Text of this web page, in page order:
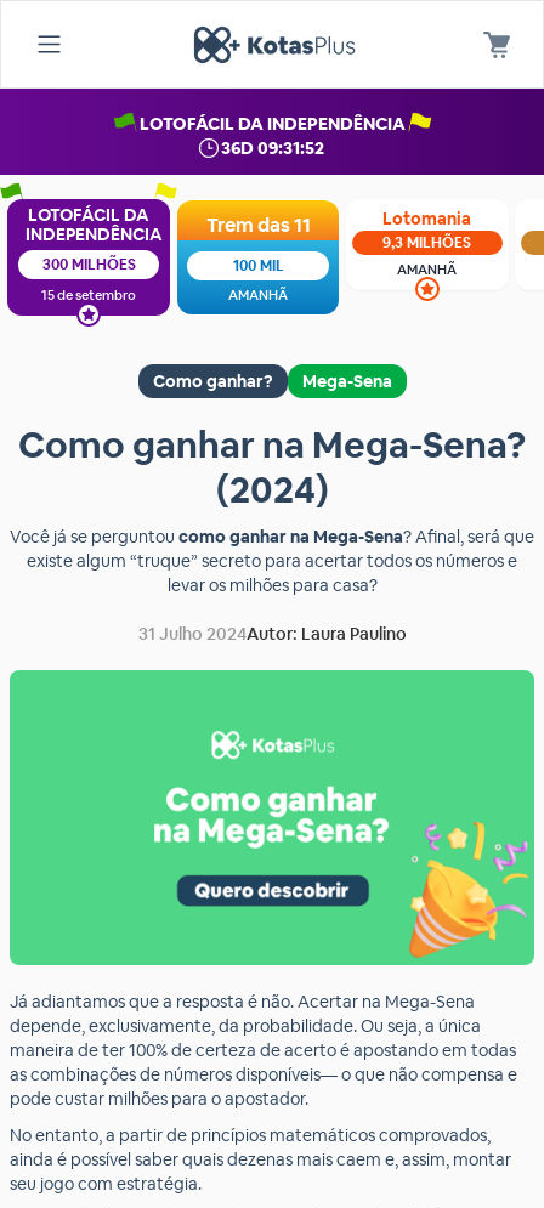
LOTOFÁCIL DA INDEPENDÊNCIA
36D 09:31:52
LOTOFÁCIL DA
INDEPENDÊNCIA
300 MILHÕES
15 de setembro
Trem das 11
100 MIL
AMANHÃ
Lotomania
9,3 MILHÕES
AMANHÃ
Como ganhar? Mega-Sena
Como ganhar na Mega-Sena?
(2024)
Você já se perguntou como ganhar na Mega-Sena? Afinal, será que
existe algum “truque” secreto para acertar todos os números e
levar os milhões para casa?
31 Julho 2024Autor: Laura Paulino
Já adiantamos que a resposta é não. Acertar na Mega-Sena
depende, exclusivamente, da probabilidade. Ou seja, a única
maneira de ter 100% de certeza de acerto é apostando em todas
as combinações de números disponíveis— o que não compensa e
pode custar milhões para o apostador.
No entanto, a partir de princípios matemáticos comprovados,
ainda é possível saber quais dezenas mais caem e, assim, montar
seu jogo com estratégia.